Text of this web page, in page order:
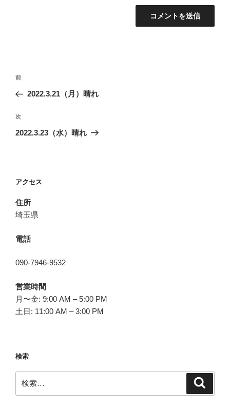
投
ナ
ビ
ゲ
ン
前
の
稿
前
2022.3.21（月）晴れ
次
の
次
2022.3.23（水）晴れ
アクセス
住所
埼玉県
電話
090-7946-9532
営業時間
月〜金: 9:00 AM – 5:00 PM
土日: 11:00 AM – 3:00 PM
検索
索: